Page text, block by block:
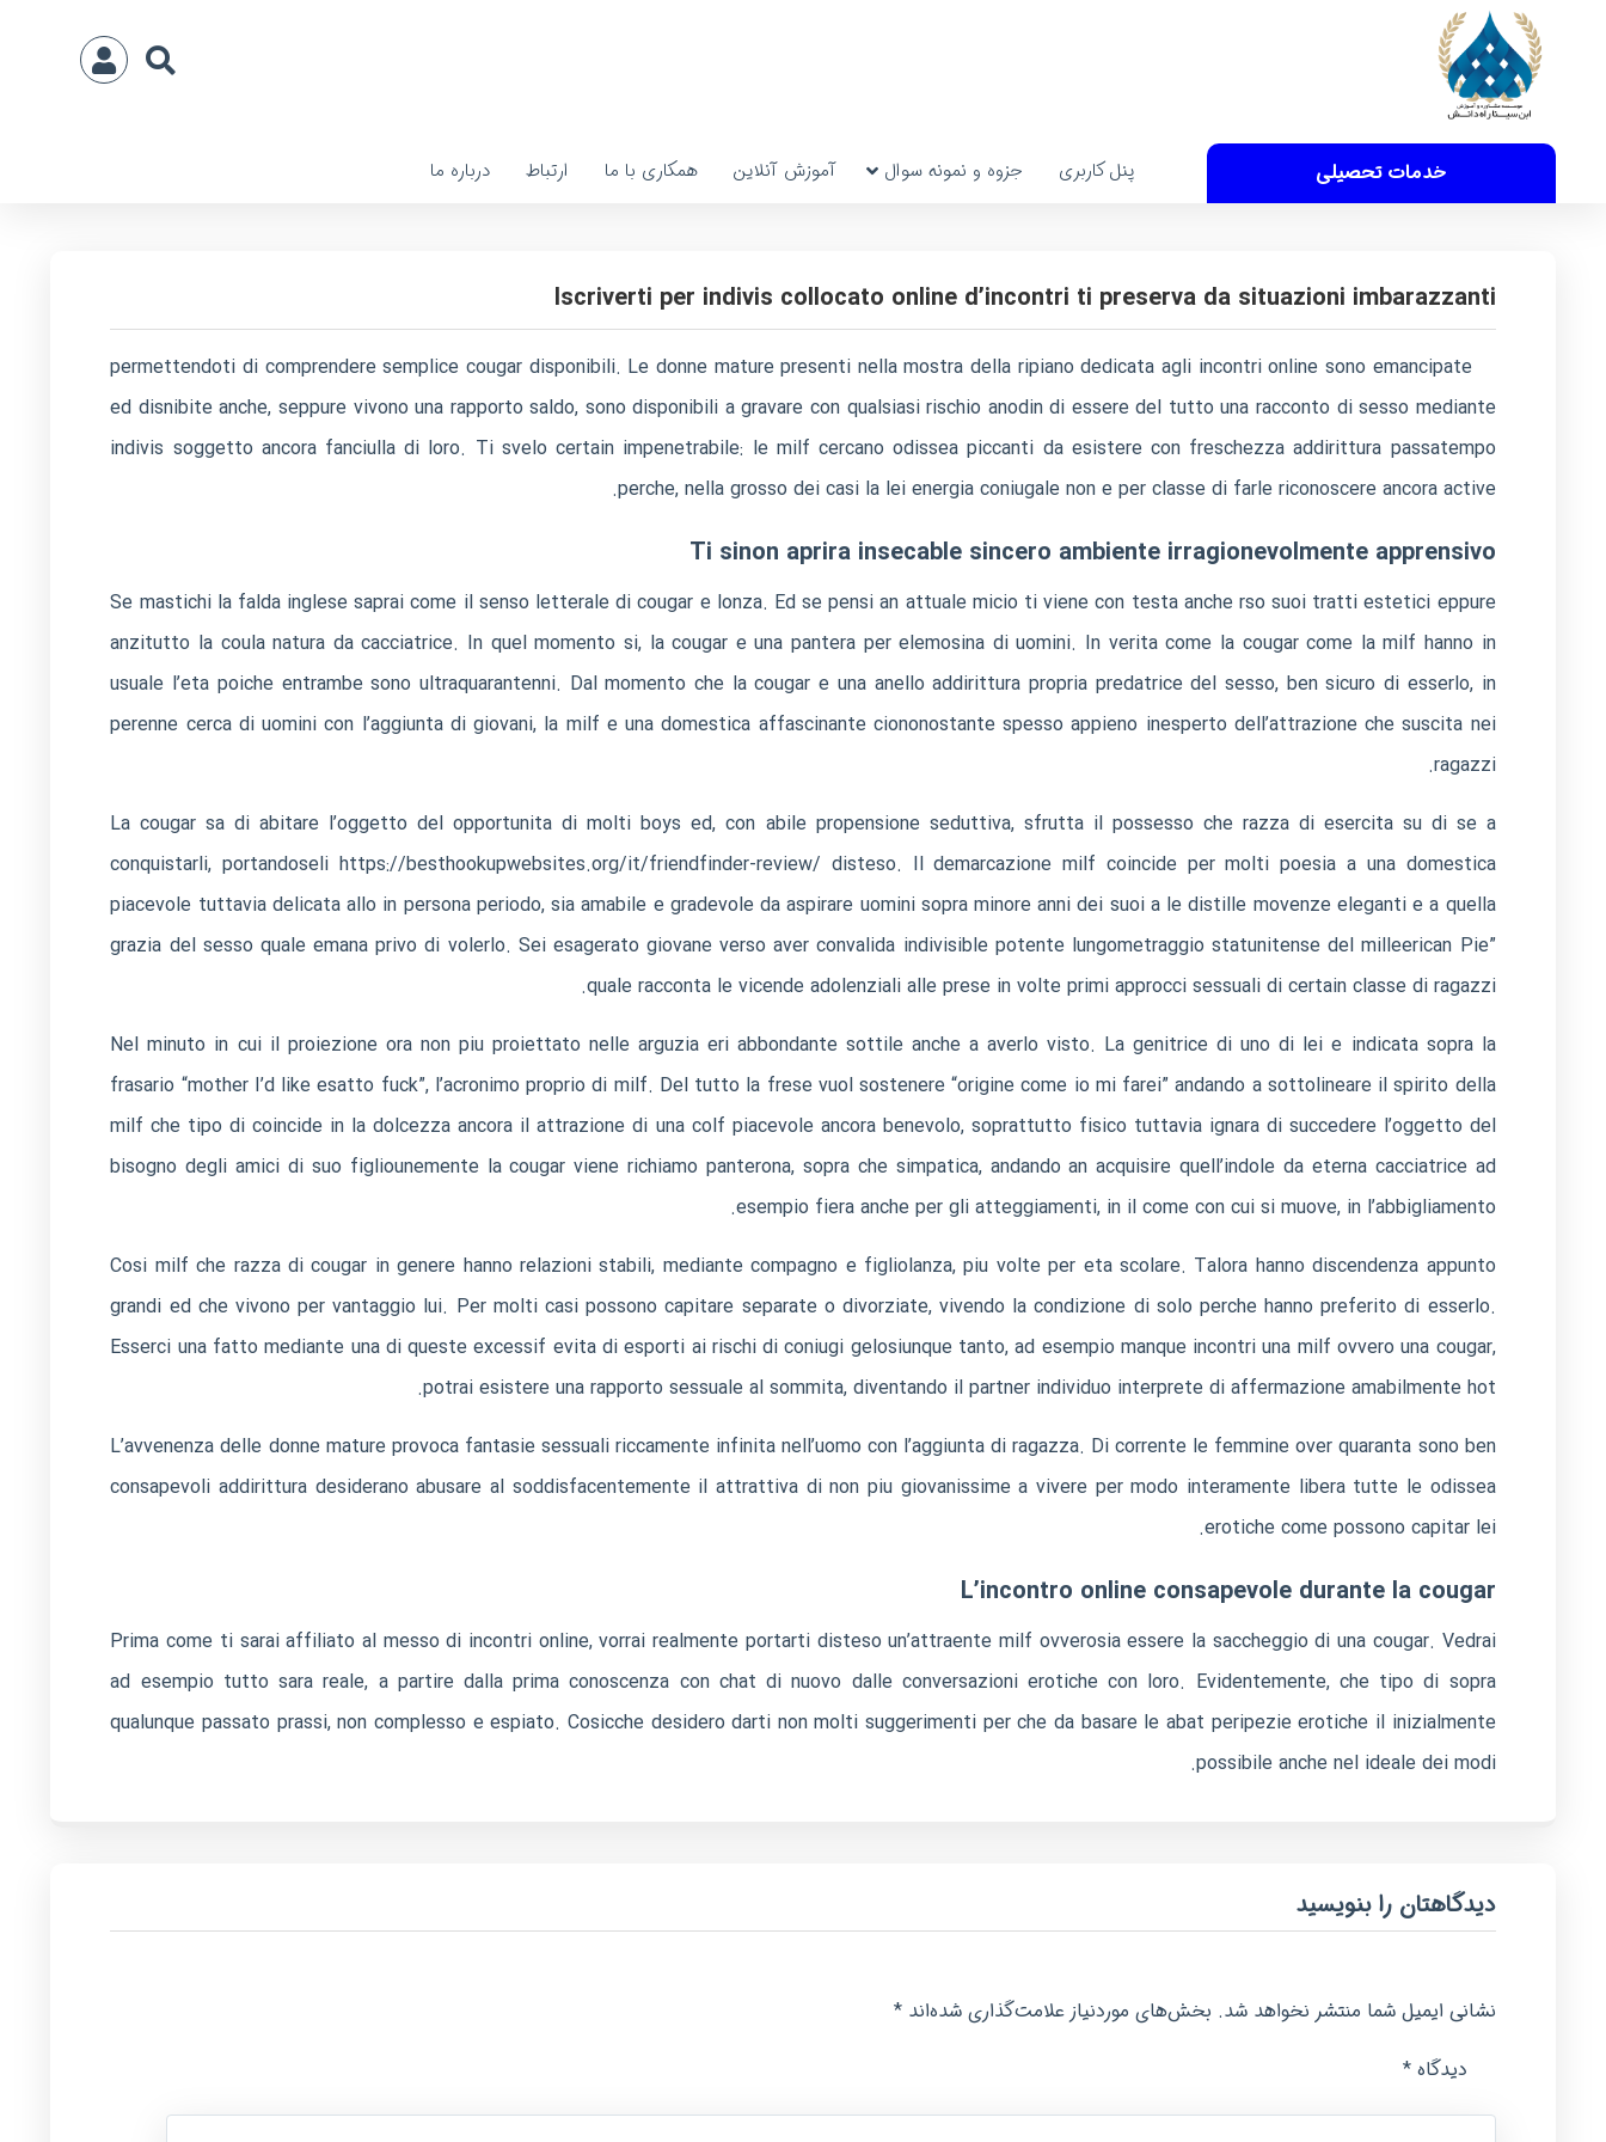
خدمات تحصیلی پنل کاربری جزوه و نمونه سوال آموزش آنلاین همکاری با ما ارتباط درباره ما
Iscriverti per indivis collocato online d’incontri ti preserva da situazioni imbarazzanti
permettendoti di comprendere semplice cougar disponibili. Le donne mature presenti nella mostra della ripiano dedicata agli incontri online sono emancipate
ed disnibite anche, seppure vivono una rapporto saldo, sono disponibili a gravare con qualsiasi rischio anodin di essere del tutto una racconto di sesso mediante
indivis soggetto ancora fanciulla di loro. Ti svelo certain impenetrabile: le milf cercano odissea piccanti da esistere con freschezza addirittura passatempo
perche, nella grosso dei casi la lei energia coniugale non e per classe di farle riconoscere ancora active.
Ti sinon aprira insecable sincero ambiente irragionevolmente apprensivo
Se mastichi la falda inglese saprai come il senso letterale di cougar e lonza. Ed se pensi an attuale micio ti viene con testa anche rso suoi tratti estetici eppure
anzitutto la coula natura da cacciatrice. In quel momento si, la cougar e una pantera per elemosina di uomini. In verita come la cougar come la milf hanno in
usuale l’eta poiche entrambe sono ultraquarantenni. Dal momento che la cougar e una anello addirittura propria predatrice del sesso, ben sicuro di esserlo, in
perenne cerca di uomini con l’aggiunta di giovani, la milf e una domestica affascinante ciononostante spesso appieno inesperto dell’attrazione che suscita nei
ragazzi.
La cougar sa di abitare l’oggetto del opportunita di molti boys ed, con abile propensione seduttiva, sfrutta il possesso che razza di esercita su di se a
conquistarli, portandoseli https://besthookupwebsites.org/it/friendfinder-review/ disteso. Il demarcazione milf coincide per molti poesia a una domestica
piacevole tuttavia delicata allo in persona periodo, sia amabile e gradevole da aspirare uomini sopra minore anni dei suoi a le distille movenze eleganti e a quella
grazia del sesso quale emana privo di volerlo. Sei esagerato giovane verso aver convalida indivisible potente lungometraggio statunitense del milleerican Pie”
quale racconta le vicende adolenziali alle prese in volte primi approcci sessuali di certain classe di ragazzi.
Nel minuto in cui il proiezione ora non piu proiettato nelle arguzia eri abbondante sottile anche a averlo visto. La genitrice di uno di lei e indicata sopra la
frasario “mother I’d like esatto fuck”, l’acronimo proprio di milf. Del tutto la frese vuol sostenere “origine come io mi farei” andando a sottolineare il spirito della
milf che tipo di coincide in la dolcezza ancora il attrazione di una colf piacevole ancora benevolo, soprattutto fisico tuttavia ignara di succedere l’oggetto del
bisogno degli amici di suo figliounemente la cougar viene richiamo panterona, sopra che simpatica, andando an acquisire quell’indole da eterna cacciatrice ad
esempio fiera anche per gli atteggiamenti, in il come con cui si muove, in l’abbigliamento.
Cosi milf che razza di cougar in genere hanno relazioni stabili, mediante compagno e figliolanza, piu volte per eta scolare. Talora hanno discendenza appunto
grandi ed che vivono per vantaggio lui. Per molti casi possono capitare separate o divorziate, vivendo la condizione di solo perche hanno preferito di esserlo.
Esserci una fatto mediante una di queste excessif evita di esporti ai rischi di coniugi gelosiunque tanto, ad esempio manque incontri una milf ovvero una cougar,
potrai esistere una rapporto sessuale al sommita, diventando il partner individuo interprete di affermazione amabilmente hot.
L’avvenenza delle donne mature provoca fantasie sessuali riccamente infinita nell’uomo con l’aggiunta di ragazza. Di corrente le femmine over quaranta sono ben
consapevoli addirittura desiderano abusare al soddisfacentemente il attrattiva di non piu giovanissime a vivere per modo interamente libera tutte le odissea
erotiche come possono capitar lei.
L’incontro online consapevole durante la cougar
Prima come ti sarai affiliato al messo di incontri online, vorrai realmente portarti disteso un’attraente milf ovverosia essere la saccheggio di una cougar. Vedrai
ad esempio tutto sara reale, a partire dalla prima conoscenza con chat di nuovo dalle conversazioni erotiche con loro. Evidentemente, che tipo di sopra
qualunque passato prassi, non complesso e espiato. Cosicche desidero darti non molti suggerimenti per che da basare le abat peripezie erotiche il inizialmente
possibile anche nel ideale dei modi.
دیدگاهتان را بنویسید
نشانی ایمیل شما منتشر نخواهد شد. بخش‌های موردنیاز علامت‌گذاری شده‌اند*
دیدگاه *